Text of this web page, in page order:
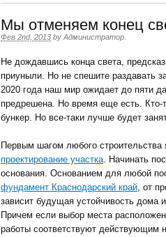
Мы отменяем конец
Фев 2nd, 2013 by Администратор
Не дождавшись конца света,
приуныли. Но не спешите раздавать
2020 года наш мир ожидает до пяти
предрешена. Но время еще есть. Кто-
бункер. Но все-таки лучше будет
Первым шагом любого строительства
проектирование участка. Начинать
основания. Основанием для любой
фундамент Краснодарский край, от
зависит будущая устойчивость дома
Причем если выбор места
работы соответствуют действующим